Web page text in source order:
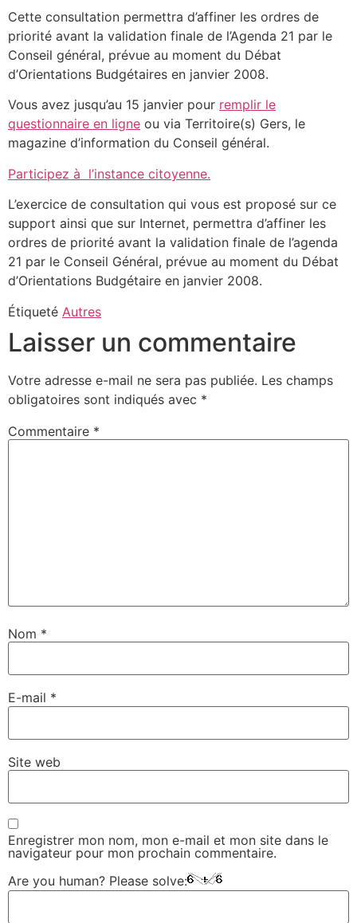
Cette consultation permettra d’affiner les ordres de
priorité avant la validation finale de l’Agenda 21 par le
Conseil général, prévue au moment du Débat
d’Orientations Budgétaires en janvier 2008.
Vous avez jusqu’au 15 janvier pour remplir le
questionnaire en ligne ou via Territoire(s) Gers, le
magazine d’information du Conseil général.
Participez à l’instance citoyenne.
L’exercice de consultation qui vous est proposé sur ce
support ainsi que sur Internet, permettra d’affiner les
ordres de priorité avant la validation finale de l’agenda
21 par le Conseil Général, prévue au moment du Débat
d’Orientations Budgétaire en janvier 2008.
Étiqueté Autres
Laisser un commentaire
Votre adresse e-mail ne sera pas publiée. Les champs
obligatoires sont indiqués avec *
Commentaire *
Nom *
E-mail *
Site web
Enregistrer mon nom, mon e-mail et mon site dans le
navigateur pour mon prochain commentaire.
Are you human? Please solve: